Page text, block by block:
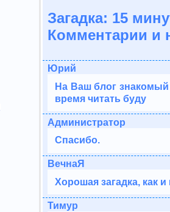
Загадка: 15
Комментарии и
Юрий
На Ваш блог знакомый
время читать буду
Администратор
Спасибо.
BeчнaЯ
Хорошая загадка, как
Тимур